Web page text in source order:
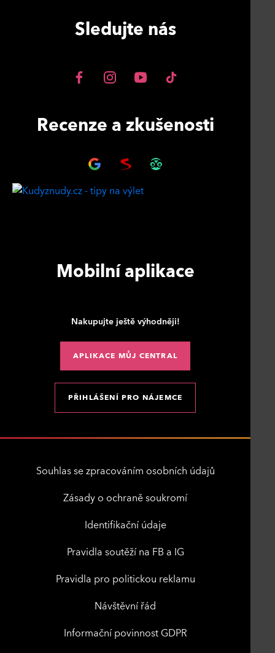
Sledujte nás
Recenze a zkušenosti
Mobilní aplikace
Nakupujte ještě výhodněji!
APLIKACE MŮJ CENTRAL
PŘIHLÁŠENÍ PRO NÁJEMCE
Souhlas se zpracováním osobních údajů
Zásady o ochraně soukromí
Identifikační údaje
Pravidla soutěží na FB a IG
Pravidla pro politickou reklamu
Návštěvní řád
Informační povinnost GDPR